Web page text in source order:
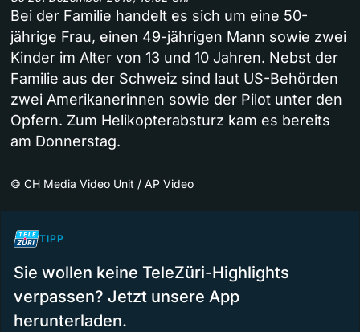
Bei der Familie handelt es sich um eine 50-
jährige Frau, einen 49-jährigen Mann sowie zwei
Kinder im Alter von 13 und 10 Jahren. Nebst der
Familie aus der Schweiz sind laut US-Behörden
zwei Amerikanerinnen sowie der Pilot unter den
Opfern. Zum Helikopterabsturz kam es bereits
am Donnerstag.
© CH Media Video Unit / AP Video
TIPP
Sie wollen keine TeleZüri-Highlights
verpassen? Jetzt unsere App
herunterladen.